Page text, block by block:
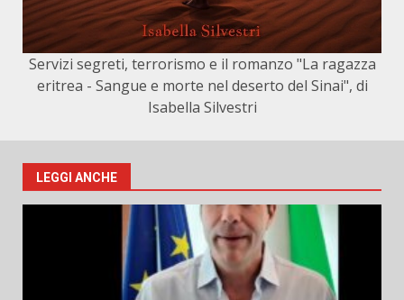
Servizi segreti, terrorismo e il romanzo "La ragazza
eritrea - Sangue e morte nel deserto del Sinai", di
Isabella Silvestri
LEGGI ANCHE